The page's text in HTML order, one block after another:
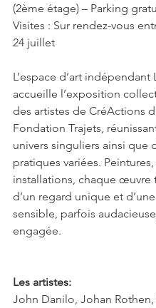
(2ème étage) – Parking
Visites : Sur rendez-vous
24 juillet
L’espace d’art indépendant
accueille l’exposition
des artistes de CréActions
Fondation Trajets,
univers singuliers ainsi que
pratiques variées. Peintures,
installations, chaque œuvre
d’un regard unique et
sensible, parfois
engagée.
Les artistes:
John Danilo, Johan Rothen,